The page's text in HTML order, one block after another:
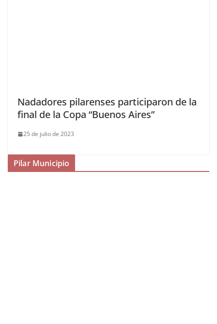
Nadadores pilarenses participaron de la
final de la Copa “Buenos Aires”
25 de julio de 2023
Pilar Municipio